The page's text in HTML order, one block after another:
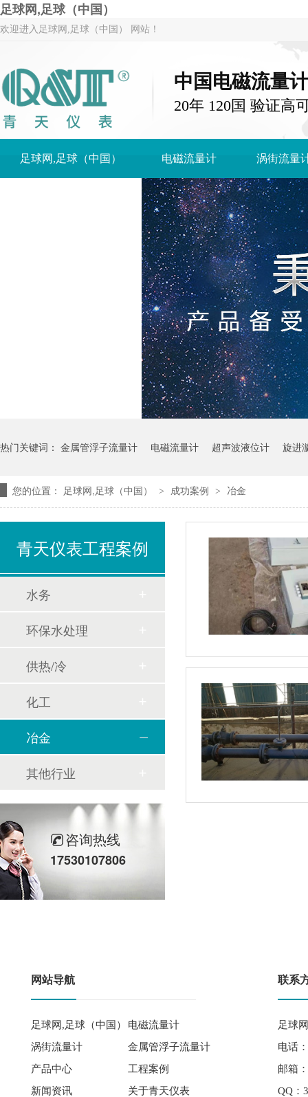
足球网,足球（中国）
欢迎进入足球网,足球（中国） 网站！
中国电磁流量
20年 120国 验证高
足球网,足球（中国） 电磁流量计 涡街流量
热门关键词： 金属管浮子流量计 电磁流量计 超声波液位计 旋进
您的位置： 足球网,足球（中国） > 成功案例 > 冶金
青天仪表工程案例
水务
环保水处理
供热/冷
化工
冶金
其他行业
咨询热线
17530107806
网站导航
足球网,足球（中国）
电磁流量计
涡街流量计
金属管浮子流量计
产品中心
工程案例
新闻资讯
关于青天仪表
联系
足球
电话
邮箱
QQ：